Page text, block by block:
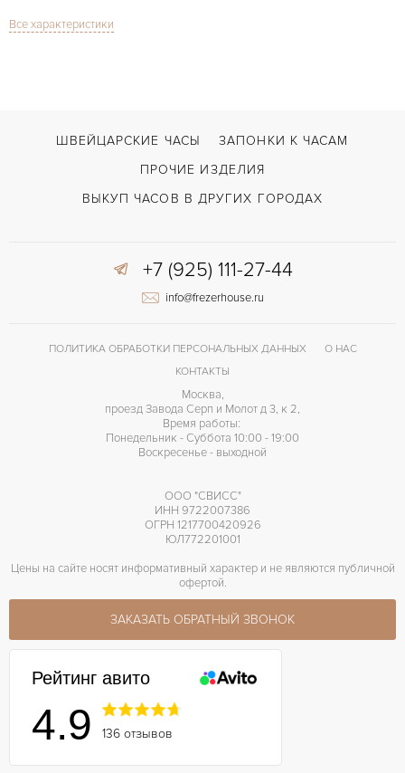
СТЕКЛО
Все характеристики
ШВЕЙЦАРСКИЕ ЧАСЫ
ЗАПОНКИ К ЧАСАМ
ПРОЧИЕ ИЗДЕЛИЯ
ВЫКУП ЧАСОВ В ДРУГИХ ГОРОДАХ
+7 (925) 111-27-44
info@frezerhouse.ru
ПОЛИТИКА ОБРАБОТКИ ПЕРСОНАЛЬНЫХ ДАННЫХ
О НАС
КОНТАКТЫ
Москва,
проезд Завода Серп и Молот д 3, к 2,
Время работы:
Понедельник - Суббота 10:00 - 19:00
Воскресенье - выходной
ООО "СВИСС"
ИНН 9722007386
ОГРН 1217700420926
ЮЛ772201001
Цены на сайте носят информативный характер и не являются публичной
офертой.
ЗАКАЗАТЬ ОБРАТНЫЙ ЗВОНОК
Рейтинг авито
4.9 136 отзывов